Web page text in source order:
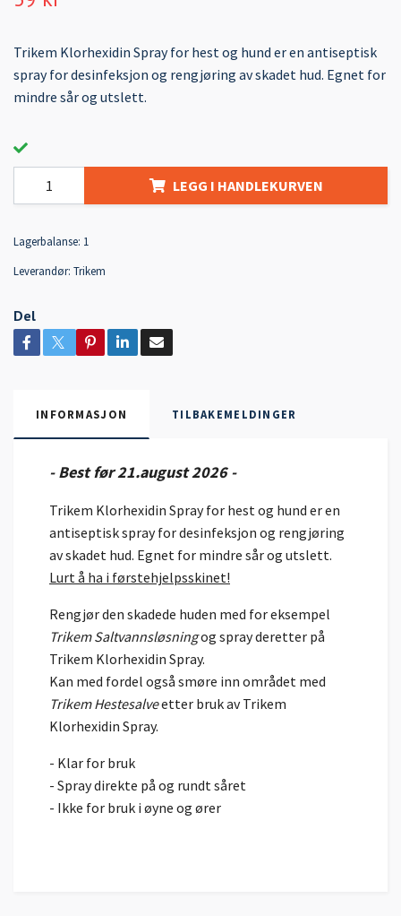
Trikem Klorhexidin Spray for hest og hund er en antiseptisk
spray for desinfeksjon og rengjøring av skadet hud. Egnet for
mindre sår og utslett.
LEGG I HANDLEKURVEN
Lagerbalanse: 1
Leverandør: Trikem
Del
INFORMASJON TILBAKEMELDINGER
- Best før 21.august 2026 -
Trikem Klorhexidin Spray for hest og hund er en
antiseptisk spray for desinfeksjon og rengjøring
av skadet hud. Egnet for mindre sår og utslett.
Lurt å ha i førstehjelpsskinet!
Rengjør den skadede huden med for eksempel
Trikem Saltvannsløsningog spray deretter på
Trikem Klorhexidin Spray.
Kan med fordel også smøre inn området med
Trikem Hestesalveetter bruk av Trikem
Klorhexidin Spray.
- Klar for bruk
- Spray direkte på og rundt såret
- Ikke for bruk i øyne og ører